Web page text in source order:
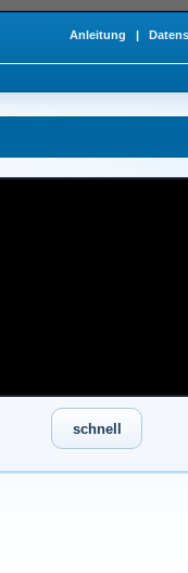
Anleitung |